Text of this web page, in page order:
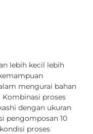
lebih kecil lebih
mengurai bahan
proses
dengan ukuran
pengomposan 10
proses